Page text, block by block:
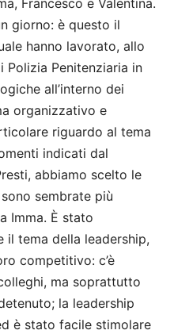
Francesco e Valentina.
giorno: è questo il
hanno lavorato, allo
Penitenziaria in
all’interno dei
organizzativo e
riguardo al tema
indicati dal
abbiamo scelto le
sembrate più
Imma. È stato
il tema della leadership,
competitivo: c’è
ma soprattutto
la leadership
è stato facile stimolare